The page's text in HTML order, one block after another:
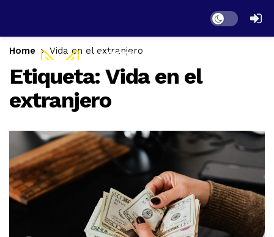
Dark mode
Home Vida en el extranjero
Etiqueta: Vida en el
extranjero